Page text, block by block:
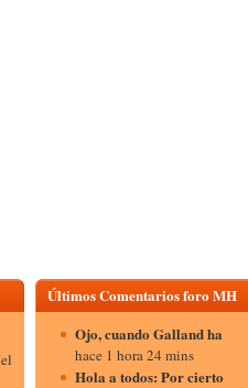
Últimos Comentarios foro MH
Ojo, cuando Galland ha
hace 1 hora 24 mins
Hola a todos: Por cierto